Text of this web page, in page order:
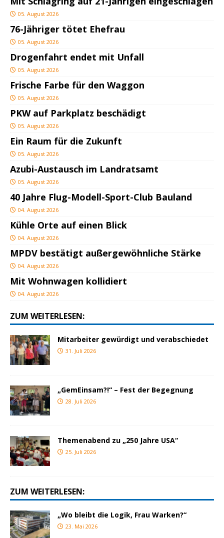
05. August 2026
76-Jähriger tötet Ehefrau
05. August 2026
Drogenfahrt endet mit Unfall
05. August 2026
Frische Farbe für den Waggon
05. August 2026
PKW auf Parkplatz beschädigt
05. August 2026
Ein Raum für die Zukunft
05. August 2026
Azubi-Austausch im Landratsamt
05. August 2026
40 Jahre Flug-Modell-Sport-Club Bauland
04. August 2026
Kühle Orte auf einen Blick
04. August 2026
MPDV bestätigt außergewöhnliche Stärke
04. August 2026
Mit Wohnwagen kollidiert
04. August 2026
ZUM WEITERLESEN:
Mitarbeiter gewürdigt und verabschiedet
31. Juli 2026
„GemEinsam?!“ – Fest der Begegnung
28. Juli 2026
Themenabend zu „250 Jahre USA“
25. Juli 2026
ZUM WEITERLESEN:
„Wo bleibt die Logik, Frau Warken?“
23. Mai 2026